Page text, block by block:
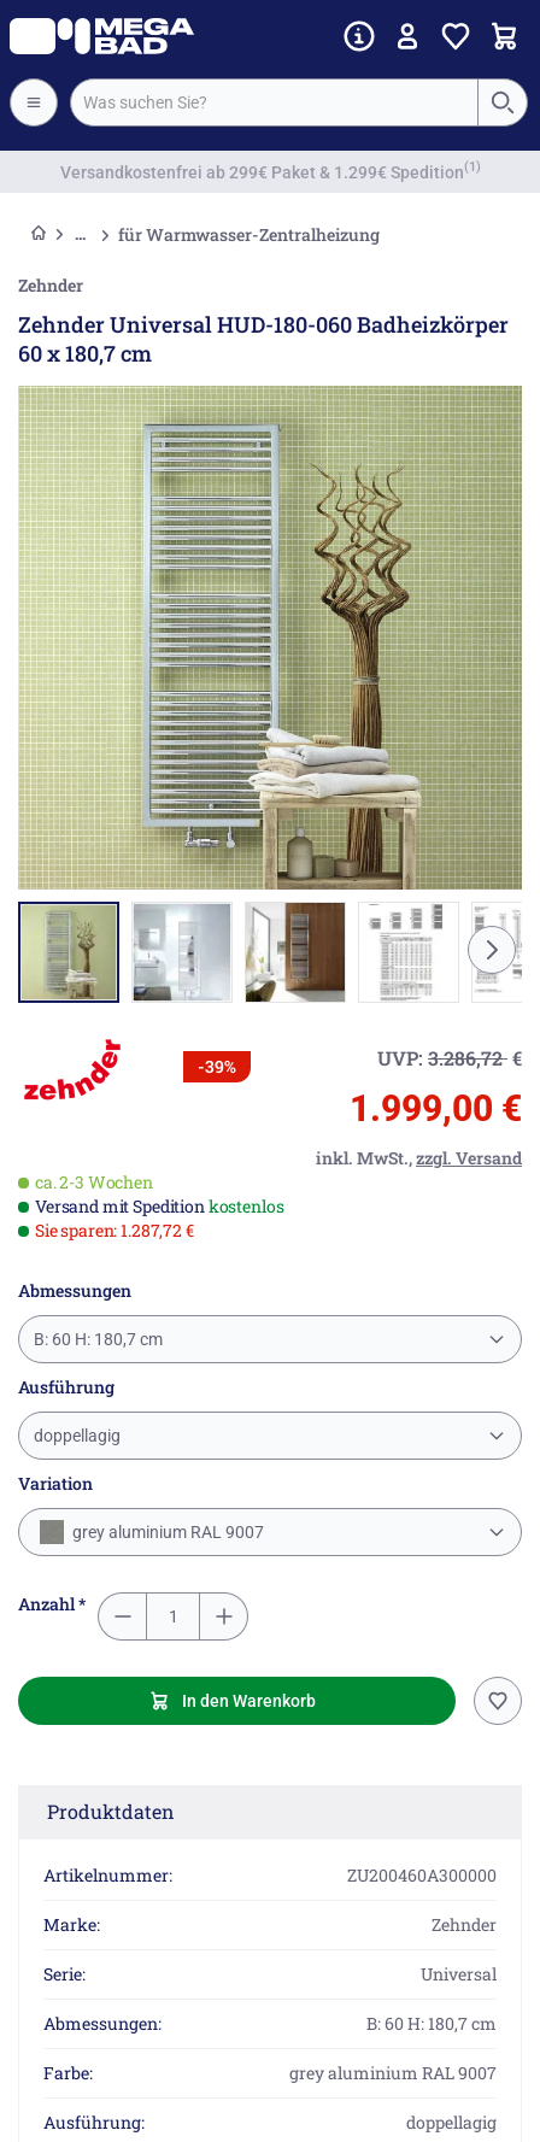
Vorkassenrabatt
für Warmwasser-Zentralheizung
Zehnder
Zehnder Universal HUD-180-060 Badheizkörper
60 x 180,7 cm
-39% UVP: 3.286,72€
1.999,00 €
inkl. MwSt.,zzgl. Versand
ca. 2-3 Wochen
Versand mit Speditionkostenlos
Sie sparen: 1.287,72 €
Abmessungen
B: 60 H: 180,7 cm
Ausführung
doppellagig
Variation
grey aluminium RAL 9007
Anzahl *
In den Warenkorb
Produktdaten
Artikelnummer: ZU200460A300000
Marke: Zehnder
Serie: Universal
Abmessungen: B: 60 H: 180,7 cm
Farbe: grey aluminium RAL 9007
Ausführung: doppellagig